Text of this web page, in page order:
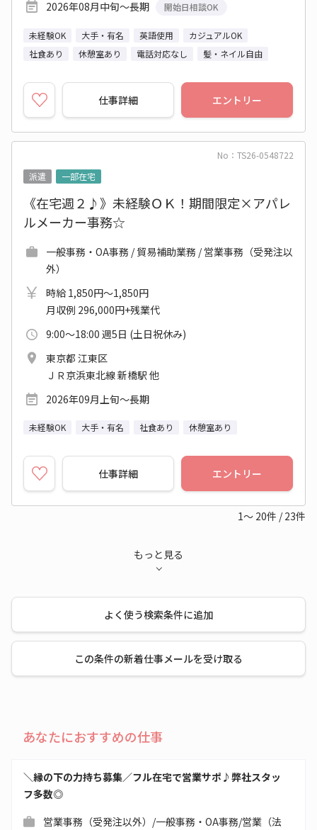
2026年08月中旬～長期 開始日相談OK
未経験OK 大手・有名 英語使用
カジュアルOK
社食あり
休憩室あり 電話対応なし 髪・ネイル自由
仕事詳細 エントリー
No：TS26-0548722
派遣
一部在宅
《在宅週２♪》未経験ＯＫ！期間限定×アパレ
ルメーカー事務☆
一般事務・OA事務 / 貿易補助業務 / 営業事務（受発注以
外）
時給 1,850円～1,850円
月収例 296,000円+残業代
9:00～18:00 週5日 (土日祝休み)
東京都 江東区
ＪＲ京浜東北線 新橋駅 他
2026年09月上旬～長期
未経験OK 大手・有名 社食あり 休憩室あり
仕事詳細 エントリー
1～ 20件 / 23件
もっと見る
よく使う検索条件に追加
この条件の新着仕事メールを受け取る
あなたにおすすめの仕事
＼縁の下の力持ち募集／フル在宅で営業サポ♪弊社スタッ
フ多数◎
営業事務（受発注以外）/一般事務・OA事務/営業（法